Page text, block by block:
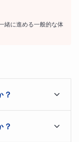
２年生の定期
緒に進める一般的な体
？
も多く上げられ
？